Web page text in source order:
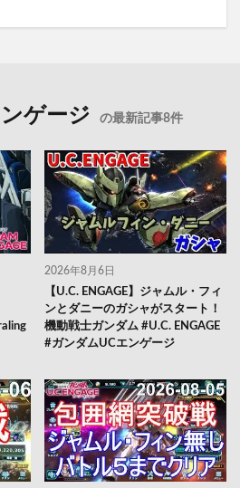
ゲージ の最新記事8件
2026年8月6日
【U.C. ENGAGE】ジャムル・フィ
ンとダニーのガシャがスタート！
機動戦士ガンダム #U.C. ENGAGE
#ガンダムUCエンゲージ